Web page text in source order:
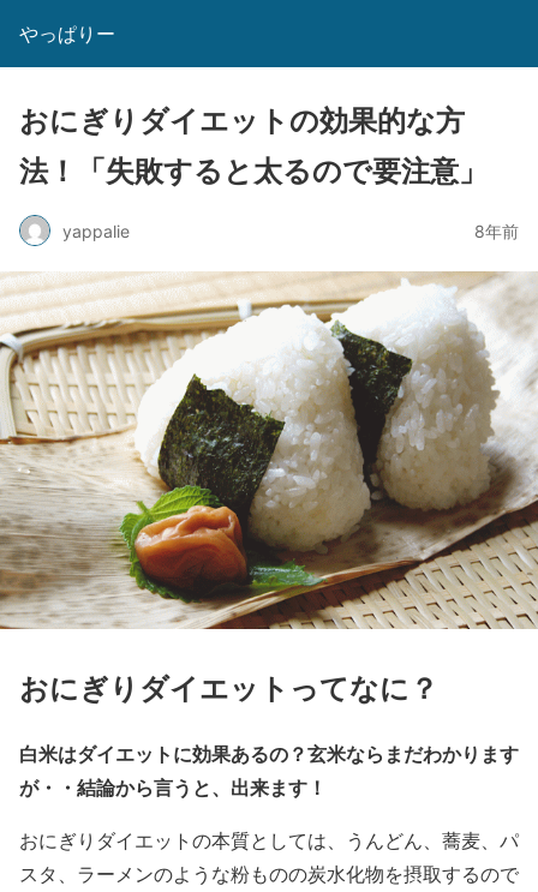
やっぱりー
おにぎりダイエットの効果的な方
法！「失敗すると太るので要注意」
yappalie 8年前
おにぎりダイエットってなに？
白米はダイエットに効果あるの？玄米ならまだわかります
が・・結論から言うと、出来ます！
おにぎりダイエットの本質としては、うんどん、蕎麦、パ
スタ、ラーメンのような粉ものの炭水化物を摂取するので